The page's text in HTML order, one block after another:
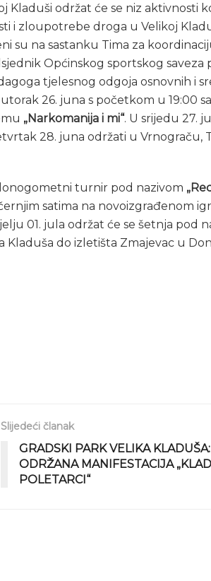
Kladuši održat će se niz aktivnosti
i zloupotrebe droga u Velikoj
su na sastanku Tima za
Općinskog sportskog saveza
tjelesnog odgoja osnovnih i
26. juna s početkom u 19:00
„Narkomanija i mi“. U srijedu 27.
28. juna održati u Vrnograču,
turnir pod nazivom
satima na novoizgrađenom
01. jula održat će se šetnja pod
Kladuša do izletišta Zmajevac u
Slijedeći članak
GRADSKI PARK VELIKA KLADUŠA:
ODRŽANA MANIFESTACIJA
POLETARCI“